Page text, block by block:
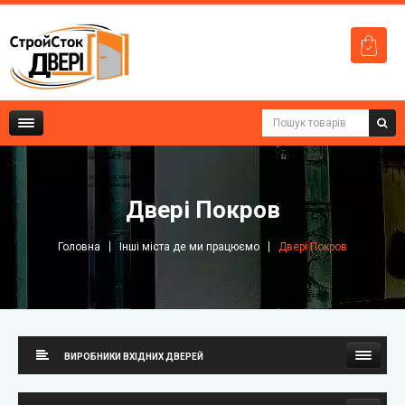
Двері Покров
Головна Інші міста де ми працюємо Двері Покров
ВИРОБНИКИ ВХІДНИХ ДВЕРЕЙ
Стильні двері